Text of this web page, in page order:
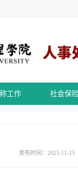
工作 社会保
发布时间：2025-11-